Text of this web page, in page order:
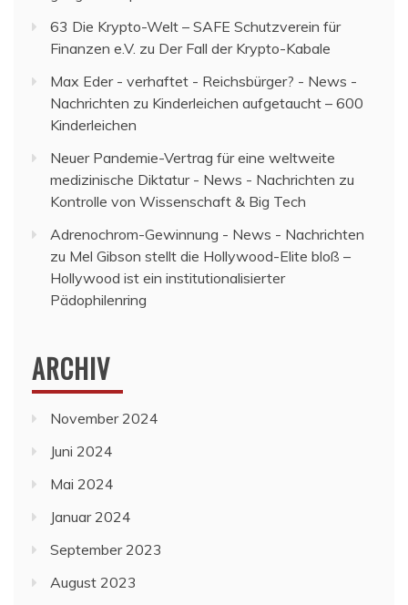
63 Die Krypto-Welt – SAFE Schutzverein für
Finanzen e.V. zu Der Fall der Krypto-Kabale
Max Eder - verhaftet - Reichsbürger? - News -
Nachrichten zu Kinderleichen aufgetaucht – 600
Kinderleichen
Neuer Pandemie-Vertrag für eine weltweite
medizinische Diktatur - News - Nachrichten zu
Kontrolle von Wissenschaft & Big Tech
Adrenochrom-Gewinnung - News - Nachrichten
zu Mel Gibson stellt die Hollywood-Elite bloß –
Hollywood ist ein institutionalisierter
Pädophilenring
ARCHIV
November 2024
Juni 2024
Mai 2024
Januar 2024
September 2023
August 2023